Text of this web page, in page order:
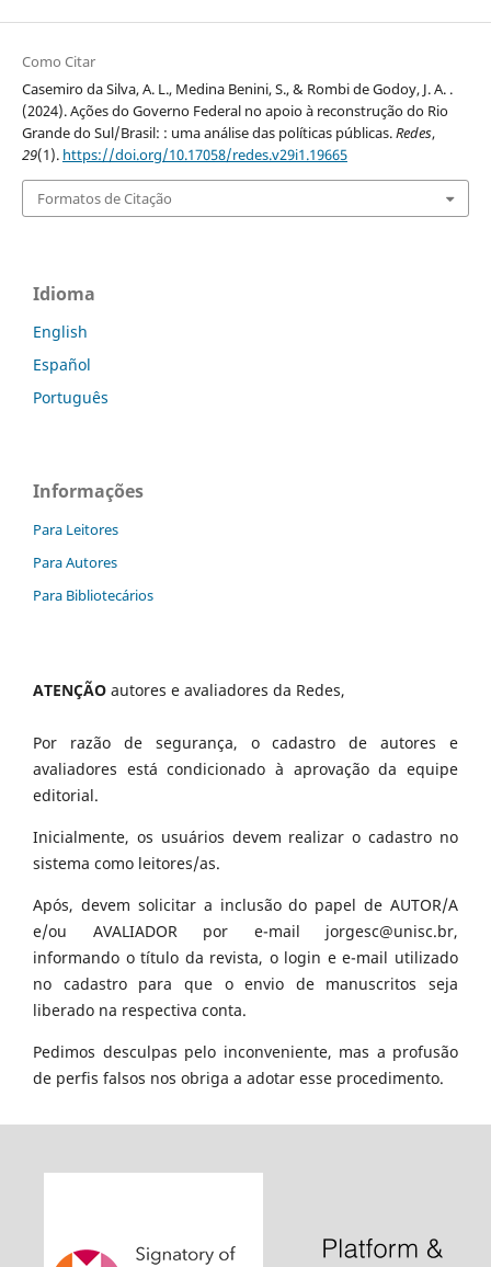
Como Citar
Casemiro da Silva, A. L., Medina Benini, S., & Rombi de Godoy, J. A. .
(2024). Ações do Governo Federal no apoio à reconstrução do Rio
Grande do Sul/Brasil: : uma análise das políticas públicas.Redes,
29(1). https://doi.org/10.17058/redes.v29i1.19665
Formatos de Citação
Idioma
English
Español
Português
Informações
Para Leitores
Para Autores
Para Bibliotecários
ATENÇÃO autores e avaliadores da Redes,
Por razão de segurança, o cadastro de autores e
avaliadores está condicionado à aprovação da equipe
editorial.
Inicialmente, os usuários devem realizar o cadastro no
sistema como leitores/as.
Após, devem solicitar a inclusão do papel de AUTOR/A
e/ou AVALIADOR por e-mail jorgesc@unisc.br,
informando o título da revista, o login e e-mail utilizado
no cadastro para que o envio de manuscritos seja
liberado na respectiva conta.
Pedimos desculpas pelo inconveniente, mas a profusão
de perfis falsos nos obriga a adotar esse procedimento.